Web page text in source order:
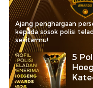
Ajang penghargaan
kepada sosok polisi
sekitarmu!
5